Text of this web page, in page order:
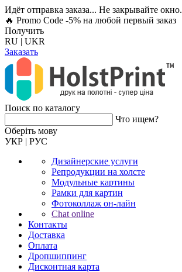
Идёт отправка заказа... Не закрывайте окно.
🔥 Promo Code -5% на любой первый заказ
Получить
RU | UKR
Заказать
Поиск по каталогу
Что ищем?
Оберiть мову
УКР | РУС
Дизайнерские услуги
Репродукции на холсте
Модульные картины
Рамки для картин
Фотоколлаж он-лайн
Chat online
Контакты
Доставка
Оплата
Дропшиппинг
Дисконтная карта